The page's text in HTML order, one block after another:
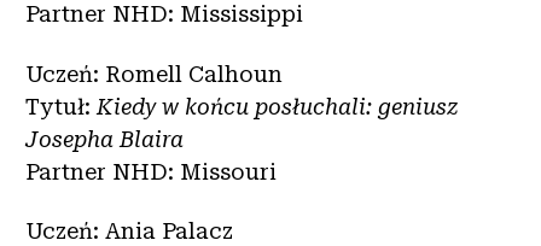
Partner NHD: Mississippi
Uczeń: Romell Calhoun
Tytuł: Kiedy w końcu posłuchali: geniusz
Josepha Blaira
Partner NHD: Missouri
Uczeń: Ania Palacz